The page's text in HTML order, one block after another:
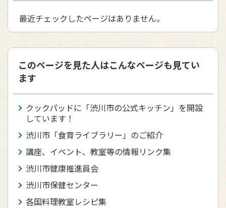
最近チェックしたページはありません。
このページを見た人はこんなページも見てい
ます
クックパッドに「渋川市の公式キッチン」を開設
しています！
渋川市「食育ライブラリー」のご紹介
講座、イベント、教室等の情報リンク集
渋川市健康推進員会
渋川市保健センター
各国料理教室レシピ集